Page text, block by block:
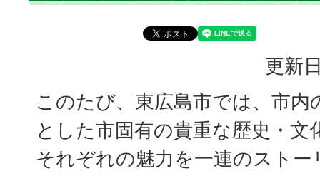
更新
このたび、東広島市では、市内
とした市固有の貴重な歴史・文
それぞれの魅力を一連のスト